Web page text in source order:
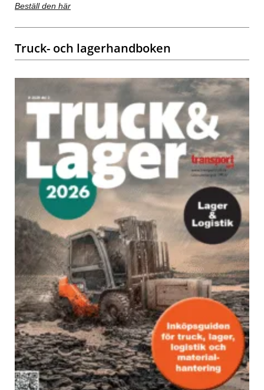
Beställ den här
Truck- och lagerhandboken